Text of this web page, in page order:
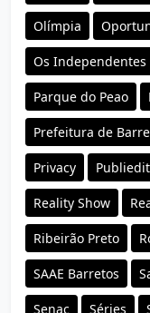
Olímpia
Os Independentes
Parque do Peao
Prefeitura de
Privacy
Reality Show
Ribeirão Preto
SAAE Barretos
Senac Séries